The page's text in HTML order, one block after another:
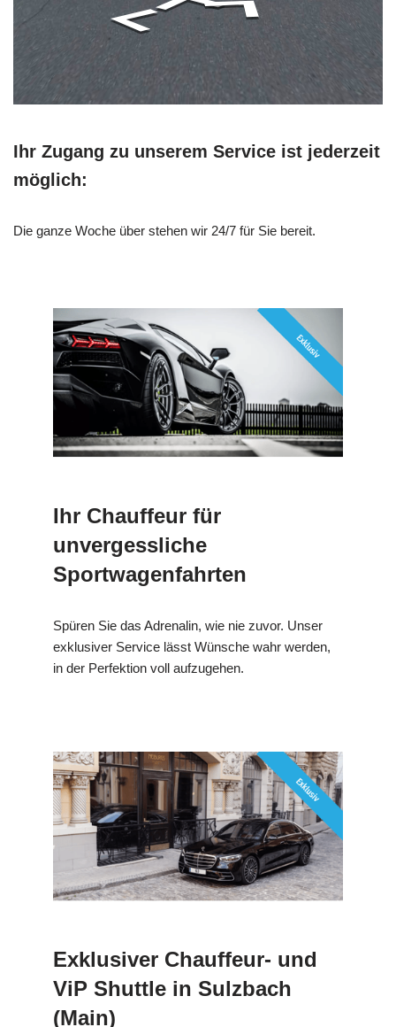
Ihr Zugang zu unserem Service ist jederzeit
möglich:
Die ganze Woche über stehen wir 24/7 für Sie bereit.
Ihr Chauffeur für
unvergessliche
Sportwagenfahrten
Spüren Sie das Adrenalin, wie nie zuvor. Unser
exklusiver Service lässt Wünsche wahr werden,
in der Perfektion voll aufzugehen.
Exklusiver Chauffeur- und
ViP Shuttle in Sulzbach
(Main)